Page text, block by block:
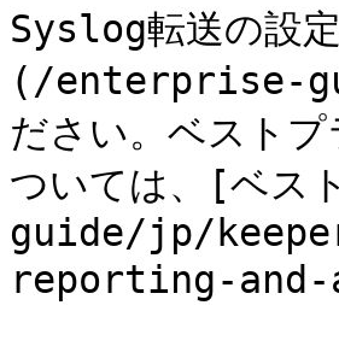
Syslog転送の設
(/enterprise-
ださい。ベスト
ついては、[ベ
guide/jp/
reporting-and-